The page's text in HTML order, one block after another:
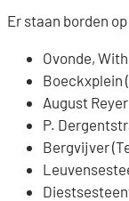
Er staan borden
Ovonde,
Boeckxplein
August
P.
Bergvijver